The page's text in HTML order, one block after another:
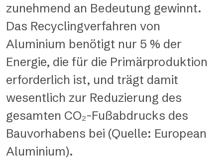
zunehmend an Bedeutung gewinnt.
Das Recyclingverfahren von
Aluminium benötigt nur 5 % der
Energie, die für die Primärproduktion
erforderlich ist, und trägt damit
wesentlich zur Reduzierung des
gesamten CO₂-Fußabdrucks des
Bauvorhabens bei (Quelle: European
Aluminium).